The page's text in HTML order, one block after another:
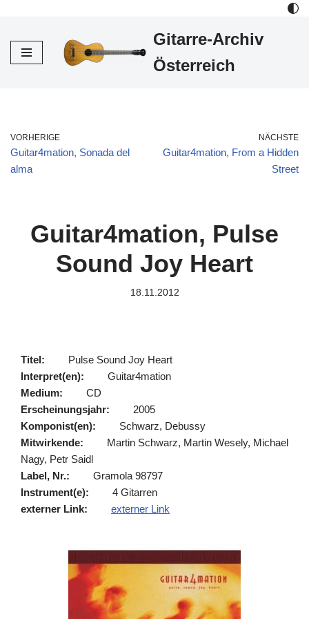
Inhalt
Gitarre-Archiv
Österreich
VORHERIGE
Guitar4mation, Sonada del
alma
NÄCHSTE
Guitar4mation, From a Hidden
Street
Guitar4mation, Pulse
Sound Joy Heart
18.11.2012
Titel:
Pulse Sound Joy Heart
Interpret(en):
Guitar4mation
Medium:
CD
Erscheinungsjahr:
2005
Komponist(en):
Schwarz, Debussy
Mitwirkende:
Martin Schwarz, Martin Wesely, Michael
Nagy, Petr Saidl
Label, Nr.:
Gramola 98797
Instrument(e):
4 Gitarren
externer Link:
externer Link